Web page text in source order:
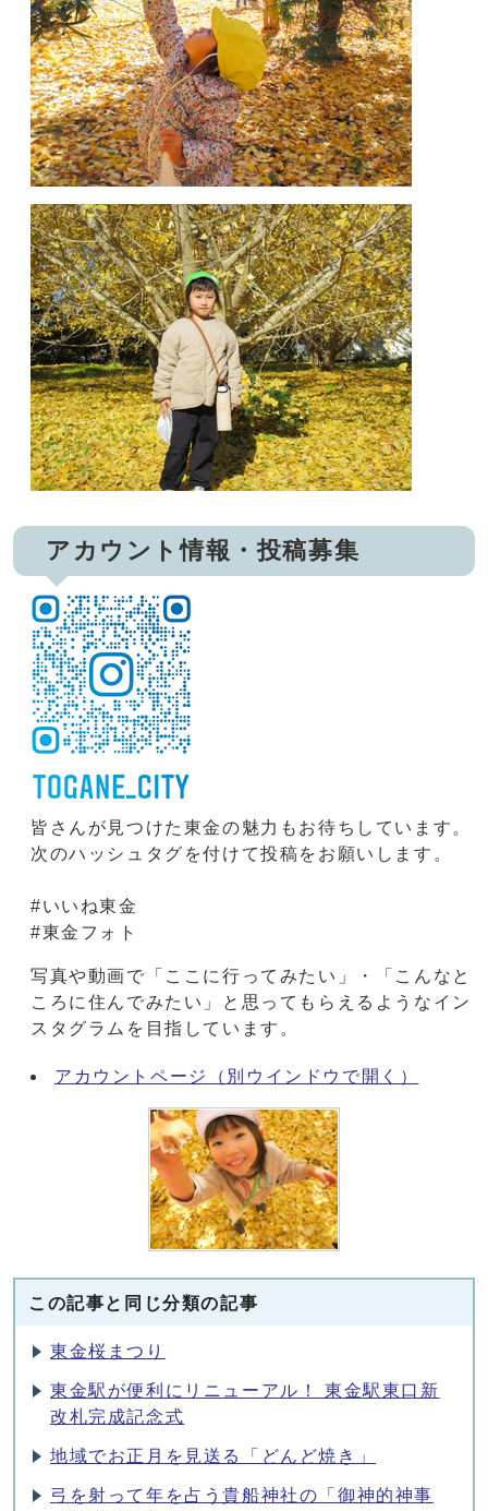
アカウント情報・投稿募集
皆さんが見つけた東金の魅力もお待ちしています。
次のハッシュタグを付けて投稿をお願いします。
#いいね東金
#東金フォト
写真や動画で「ここに行ってみたい」・「こんなと
ころに住んでみたい」と思ってもらえるようなイン
スタグラムを目指しています。
アカウントページ （別ウインドウで開く）
この記事と同じ分類の記事
東金桜まつり
東金駅が便利にリニューアル！ 東金駅東口新
改札完成記念式
地域でお正月を見送る「どんど焼き」
弓を射って年を占う貴船神社の「御神的神事